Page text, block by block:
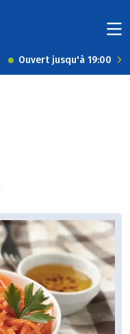
Ouvert jusqu'à 19:00